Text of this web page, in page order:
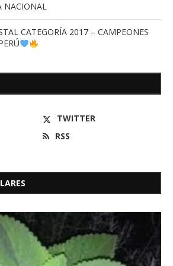
NACIONAL
CATEGORÍA 2017 – CAMPEONES
TWITTER
RSS